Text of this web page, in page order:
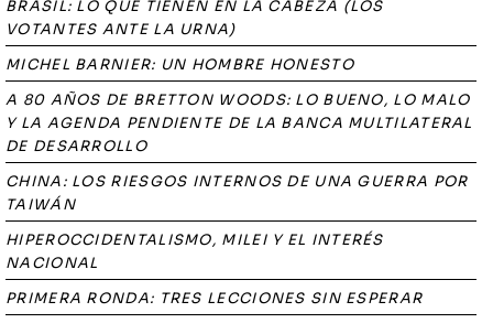
BRASIL: LO QUE TIENEN EN LA CABEZA (LOS
VOTANTES ANTE LA URNA)
MICHEL BARNIER: UN HOMBRE HONESTO
A 80 AÑOS DE BRETTON WOODS: LO BUENO, LO MALO
Y LA AGENDA PENDIENTE DE LA BANCA MULTILATERAL
DE DESARROLLO
CHINA: LOS RIESGOS INTERNOS DE UNA GUERRA POR
TAIWÁN
HIPEROCCIDENTALISMO, MILEI Y EL INTERÉS
NACIONAL
PRIMERA RONDA: TRES LECCIONES SIN ESPERAR